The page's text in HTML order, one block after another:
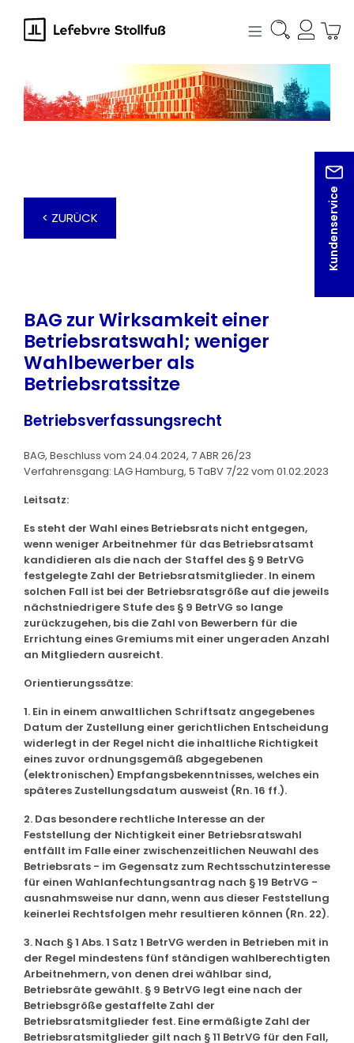
springen
Kundenservice
< ZURÜCK
BAG zur Wirksamkeit einer
Betriebsratswahl; weniger
Wahlbewerber als
Betriebsratssitze
Betriebsverfassungsrecht
BAG, Beschluss vom 24.04.2024, 7 ABR 26/23
Verfahrensgang: LAG Hamburg, 5 TaBV 7/22 vom 01.02.2023
Leitsatz:
Es steht der Wahl eines Betriebsrats nicht entgegen,
wenn weniger Arbeitnehmer für das Betriebsratsamt
kandidieren als die nach der Staffel des § 9 BetrVG
festgelegte Zahl der Betriebsratsmitglieder. In einem
solchen Fall ist bei der Betriebsratsgröße auf die jeweils
nächstniedrigere Stufe des § 9 BetrVG so lange
zurückzugehen, bis die Zahl von Bewerbern für die
Errichtung eines Gremiums mit einer ungeraden Anzahl
an Mitgliedern ausreicht.
Orientierungssätze:
1. Ein in einem anwaltlichen Schriftsatz angegebenes
Datum der Zustellung einer gerichtlichen Entscheidung
widerlegt in der Regel nicht die inhaltliche Richtigkeit
eines zuvor ordnungsgemäß abgegebenen
(elektronischen) Empfangsbekenntnisses, welches ein
späteres Zustellungsdatum ausweist (Rn. 16 ff.).
2. Das besondere rechtliche Interesse an der
Feststellung der Nichtigkeit einer Betriebsratswahl
entfällt im Falle einer zwischenzeitlichen Neuwahl des
Betriebsrats - im Gegensatz zum Rechtsschutzinteresse
für einen Wahlanfechtungsantrag nach § 19 BetrVG -
ausnahmsweise nur dann, wenn aus dieser Feststellung
keinerlei Rechtsfolgen mehr resultieren können (Rn. 22).
3. Nach § 1 Abs. 1 Satz 1 BetrVG werden in Betrieben mit in
der Regel mindestens fünf ständigen wahlberechtigten
Arbeitnehmern, von denen drei wählbar sind,
Betriebsräte gewählt. § 9 BetrVG legt eine nach der
Betriebsgröße gestaffelte Zahl der
Betriebsratsmitglieder fest. Eine ermäßigte Zahl der
Betriebsratsmitglieder gilt nach § 11 BetrVG für den Fall,